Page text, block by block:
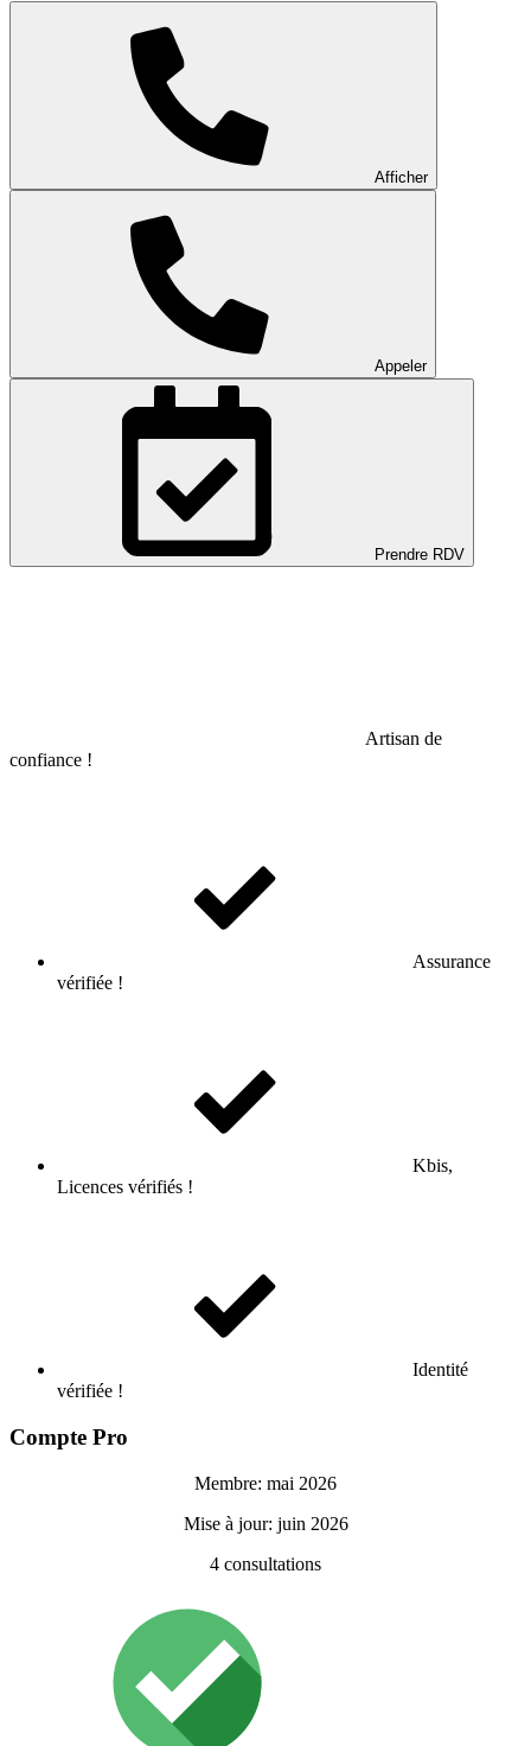
Afficher
Appeler
Prendre RDV
Artisan de
confiance !
Assurance
vérifiée !
Kbis,
Licences vérifiés !
Identité
vérifiée !
Compte Pro
Membre: mai 2026
Mise à jour: juin 2026
4 consultations